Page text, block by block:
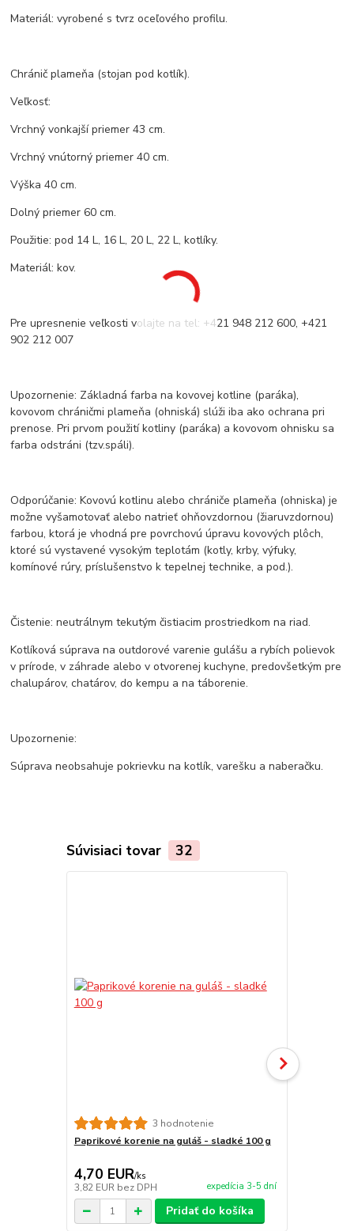
Materiál: vyrobené s tvrz oceľového profilu.
Chránič plameňa (stojan pod kotlík).
Veľkosť:
Vrchný vonkajší priemer 43 cm.
Vrchný vnútorný priemer 40 cm.
Výška 40 cm.
Dolný priemer 60 cm.
Použitie: pod 14 L, 16 L, 20 L, 22 L, kotlíky.
Materiál: kov.
Pre upresnenie veľkosti volajte na tel: +421 948 212 600, +421
902 212 007
Upozornenie: Základná farba na kovovej kotline (paráka),
kovovom chráničmi plameňa (ohniská) slúži iba ako ochrana pri
prenose. Pri prvom použití kotliny (paráka) a kovovom ohnisku sa
farba odstráni (tzv.spáli).
Odporúčanie: Kovovú kotlinu alebo chrániče plameňa (ohniska) je
možne vyšamotovať alebo natrieť ohňovzdornou (žiaruvzdornou)
farbou, ktorá je vhodná pre povrchovú úpravu kovových plôch,
ktoré sú vystavené vysokým teplotám (kotly, krby, výfuky,
komínové rúry, príslušenstvo k tepelnej technike, a pod.).
Čistenie: neutrálnym tekutým čistiacim prostriedkom na riad.
Kotlíková súprava na outdorové varenie gulášu a rybích polievok
v prírode, v záhrade alebo v otvorenej kuchyne, predovšetkým pre
chalupárov, chatárov, do kempu a na táborenie.
Upozornenie:
Súprava neobsahuje pokrievku na kotlík, varešku a naberačku.
Súvisiaci tovar 32
3 hodnotenie
Paprikové korenie na guláš - sladké 100 g
4,70 EUR/ks
3,82 EUR bez DPH expedícia 3-5 dní
Pridať do košíka